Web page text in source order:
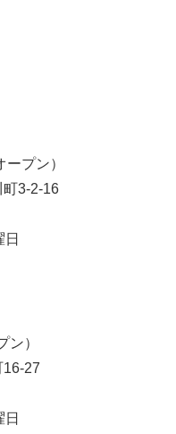
プン）
町3-2-16
ン）
16-27